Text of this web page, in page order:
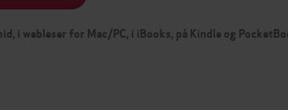
i webleser for Mac/PC, i iBooks, på Kindle og